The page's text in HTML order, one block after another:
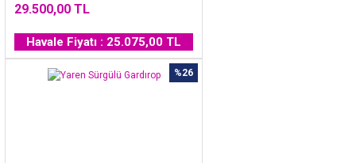
29.500,00 TL
Havale Fiyatı : 25.075,00 TL
%26